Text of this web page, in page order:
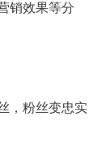
销效果等分
，粉丝变忠实